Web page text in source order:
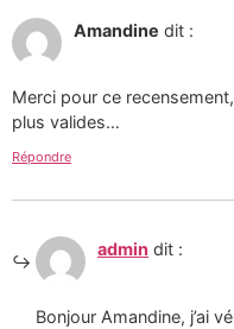
Amandine dit :
Merci pour ce
plus valides…
Répondre
admin dit :
Bonjour Amandine, j’ai